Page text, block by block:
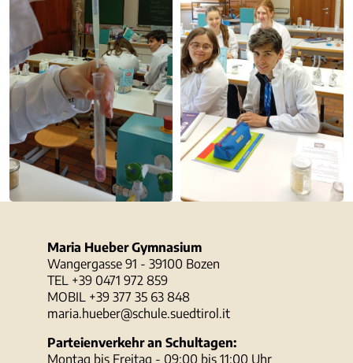
Maria Hueber Gymnasium
Wangergasse 91 - 39100 Bozen
TEL +39 0471 972 859
MOBIL +39 377 35 63 848
maria.hueber@schule.suedtirol.it
Parteienverkehr an Schultagen:
Montag bis Freitag - 09:00 bis 11:00 Uhr